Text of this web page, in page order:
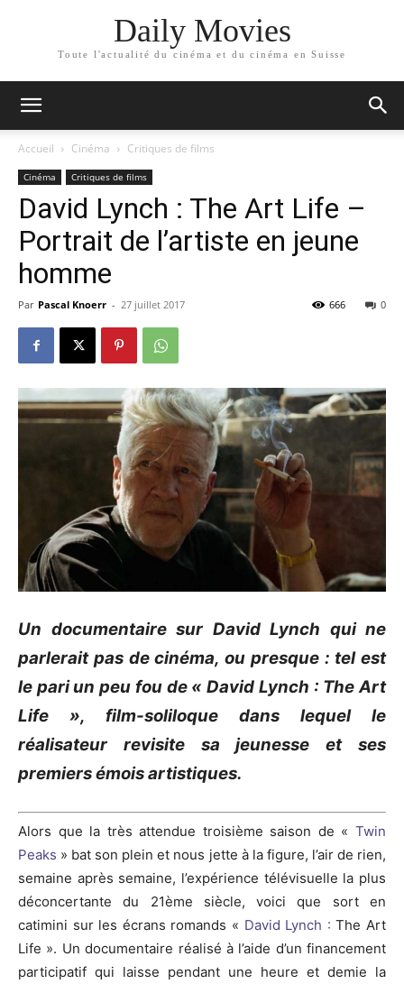
Daily Movies
Toute l'actualité du cinéma et du cinéma en Suisse
Accueil Cinéma Critiques de films
Cinéma Critiques de films
David Lynch : The Art Life –
Portrait de l’artiste en jeune
homme
Par Pascal Knoerr - 27 juillet 2017 0
666
Un documentaire sur David Lynch qui ne
parlerait pas de cinéma, ou presque : tel est
le pari un peu fou de « David Lynch : The Art
Life », film-soliloque dans lequel le
réalisateur revisite sa jeunesse et ses
premiers émois artistiques.
Alors que la trèsattendue troisième saison de «Twin
Peaks » bat son plein et nous jette à la figure, l’air de rien,
semaine après semaine, l’expérience télévisuelle la plus
déconcertante du 21ème siècle, voici que sort en
catimini sur les écrans romands « David Lynch : The Art
Life ». Un documentaire réalisé à l’aide d’un financement
participatif qui laisse pendant une heure et demie la